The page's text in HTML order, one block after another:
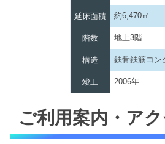
延床面積 約6,470㎡
階数 地上3階
構造 鉄骨鉄筋コン
竣工 2006年
ご利用案内・ア